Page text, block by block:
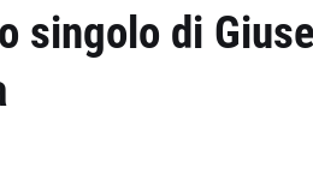
singolo di